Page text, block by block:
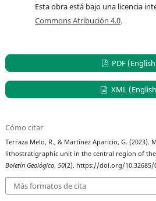
Esta obra está bajo una licencia
Commons Atribución 4.0.
PDF
XML
Cómo citar
Terraza Melo, R., & Martínez Aparicio, G. (2023).
lithostratigraphic unit in the central region of
Boletín Geológico,50(2). https://doi.org/10.32685/
Más formatos de cita